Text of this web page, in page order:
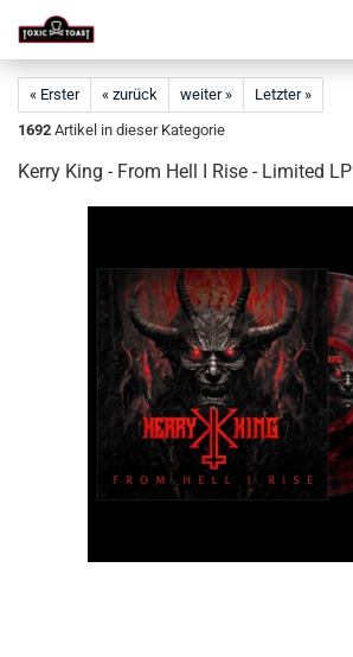
« Erster « zurück weiter »
Letzter »
1692 Artikel in dieser Kategorie
Kerry King - From Hell I Rise - Limited LP